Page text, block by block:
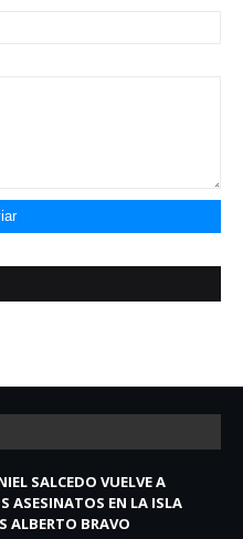
SALCEDO VUELVE A
ASESINATOS EN LA ISLA
ALBERTO BRAVO